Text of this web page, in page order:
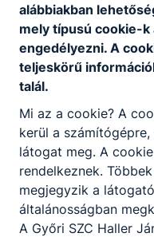
Bővebben a projektről
Fenntarthatósági
Bővebben a projektről
Csatolt fájlok
alábbiakban
mely típusú cookie-k
engedélyezni. A
teljeskörű
talál.
Mi az a cookie? A
kerül a
látogat meg. A
rendelkeznek.
megjegyzik a
általánosságban
A Győri SZC Haller